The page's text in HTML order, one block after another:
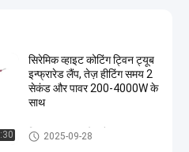
सिरेमिक व्हाइट कोटिंग ट्विन ट्यूब
इन्फ्रारेड लैंप, तेज़ हीटिंग समय 2
सेकंड और पावर 200-4000W के
साथ
ट्विन ट्यूब इन्फ्रारेड लैंप
2025-09-28